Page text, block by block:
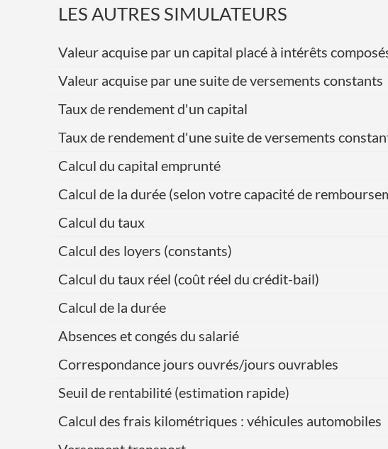
LES AUTRES SIMULATEURS
Valeur acquise par un capital placé à intérêts
Valeur acquise par une suite de versements constants
Taux de rendement d'un capital
Taux de rendement d'une suite de versements
Calcul du capital emprunté
Calcul de la durée (selon votre capacité de
Calcul du taux
Calcul des loyers (constants)
Calcul du taux réel (coût réel du crédit-bail)
Calcul de la durée
Absences et congés du salarié
Correspondance jours ouvrés/jours ouvrables
Seuil de rentabilité (estimation rapide)
Calcul des frais kilométriques : véhicules automobiles